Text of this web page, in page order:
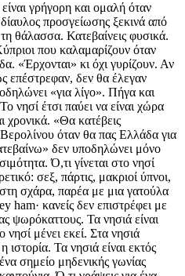
γρήγορη και ομαλή όταν
προσγείωσης ξεκινά από
θάλασσα. Κατεβαίνεις φυσικά.
που καλαμαρίζουν όταν
«Έρχονται» κι όχι γυρίζουν. Αν
επέστρεφαν, δεν θα έλεγαν
«για λίγο». Πήγα και
νησί έτσι παύει να είναι χώρα
χρονικά. «Θα κατέβεις
όταν θα πας Ελλάδα για
δεν υποδηλώνει μόνο
Ό,τι γίνεται στο νησί
σεξ, πάρτις, μακριοί ύπνοι,
σχάρα, παρέα με μια γατούλα
ham· κανείς δεν επιστρέφει με
ψωρόκαττους. Τα νησιά είναι
νησί μένει εκεί. Στα νησιά
Τα νησιά είναι εκτός
σημείο μηδενικής γωνίας